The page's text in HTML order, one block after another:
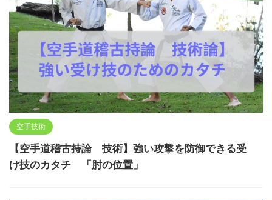
空手技術
【空手道稽古持論 技術】強い攻撃を防御できる受
け技のカタチ 「肘の位置」